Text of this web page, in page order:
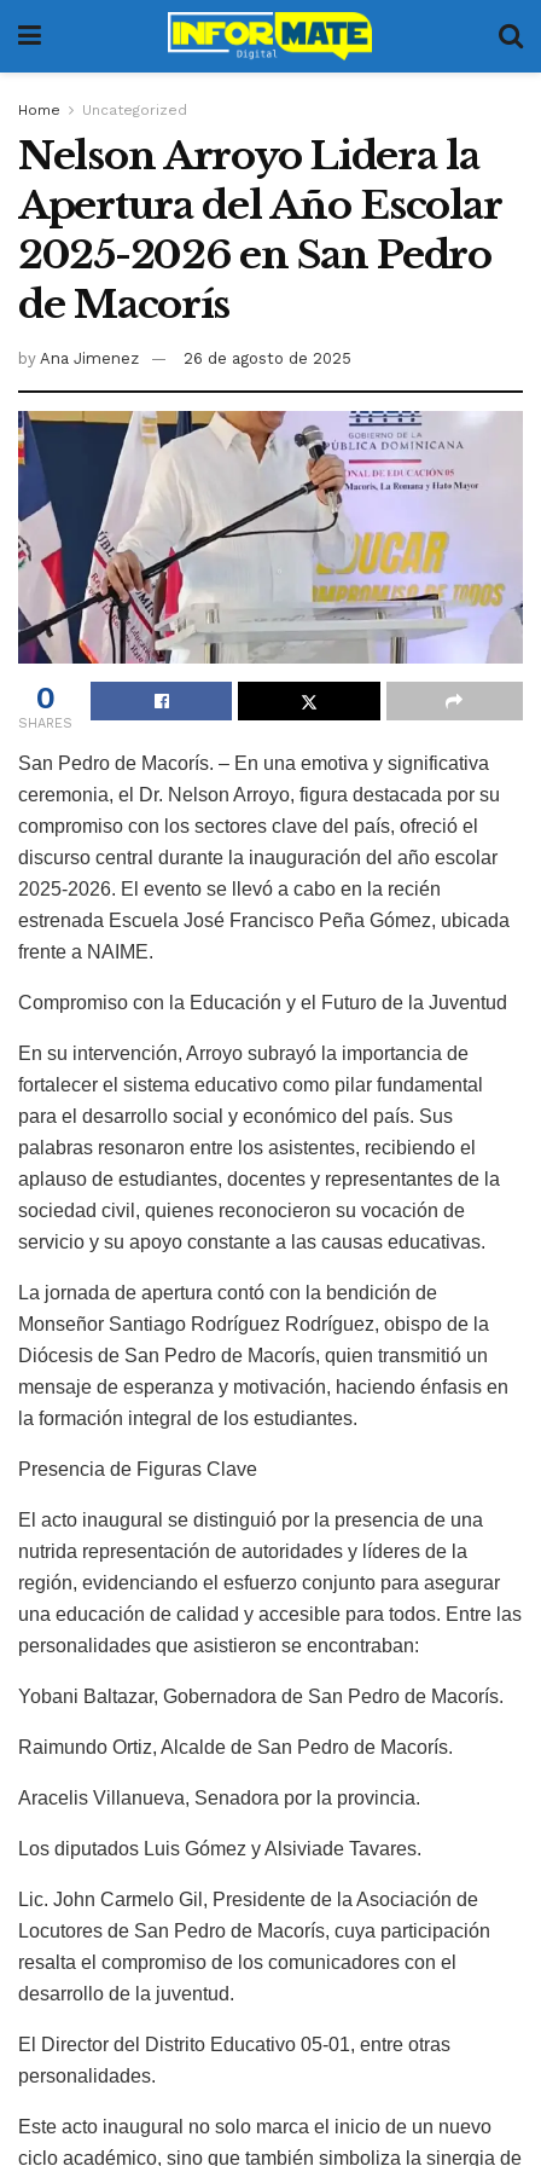
Home Uncategorized
Nelson Arroyo Lidera la
Apertura del Año Escolar
2025-2026 en San Pedro
de Macorís
by Ana Jimenez 26 de agosto de 2025
0
SHARES
San Pedro de Macorís. – En una emotiva y significativa
ceremonia, el Dr. Nelson Arroyo, figura destacada por su
compromiso con los sectores clave del país, ofreció el
discurso central durante la inauguración del año escolar
2025-2026. El evento se llevó a cabo en la recién
estrenada Escuela José Francisco Peña Gómez, ubicada
frente a NAIME.
Compromiso con la Educación y el Futuro de la Juventud
En su intervención, Arroyo subrayó la importancia de
fortalecer el sistema educativo como pilar fundamental
para el desarrollo social y económico del país. Sus
palabras resonaron entre los asistentes, recibiendo el
aplauso de estudiantes, docentes y representantes de la
sociedad civil, quienes reconocieron su vocación de
servicio y su apoyo constante a las causas educativas.
La jornada de apertura contó con la bendición de
Monseñor Santiago Rodríguez Rodríguez, obispo de la
Diócesis de San Pedro de Macorís, quien transmitió un
mensaje de esperanza y motivación, haciendo énfasis en
la formación integral de los estudiantes.
Presencia de Figuras Clave
El acto inaugural se distinguió por la presencia de una
nutrida representación de autoridades y líderes de la
región, evidenciando el esfuerzo conjunto para asegurar
una educación de calidad y accesible para todos. Entre las
personalidades que asistieron se encontraban:
Yobani Baltazar, Gobernadora de San Pedro de Macorís.
Raimundo Ortiz, Alcalde de San Pedro de Macorís.
Aracelis Villanueva, Senadora por la provincia.
Los diputados Luis Gómez y Alsiviade Tavares.
Lic. John Carmelo Gil, Presidente de la Asociación de
Locutores de San Pedro de Macorís, cuya participación
resalta el compromiso de los comunicadores con el
desarrollo de la juventud.
El Director del Distrito Educativo 05-01, entre otras
personalidades.
Este acto inaugural no solo marca el inicio de un nuevo
ciclo académico, sino que también simboliza la sinergia de